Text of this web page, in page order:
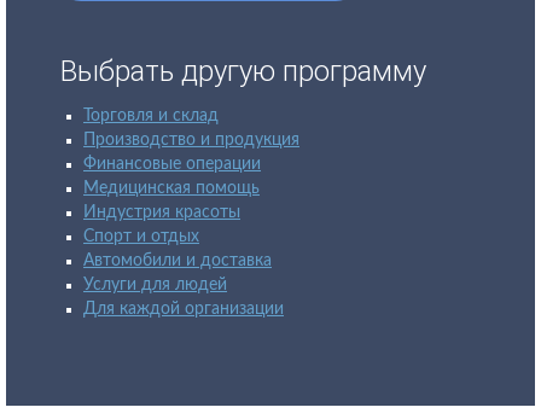
Выбрать другую программу
Торговля и склад
Производство и продукция
Финансовые операции
Медицинская помощь
Индустрия красоты
Спорт и отдых
Автомобили и доставка
Услуги для людей
Для каждой организации